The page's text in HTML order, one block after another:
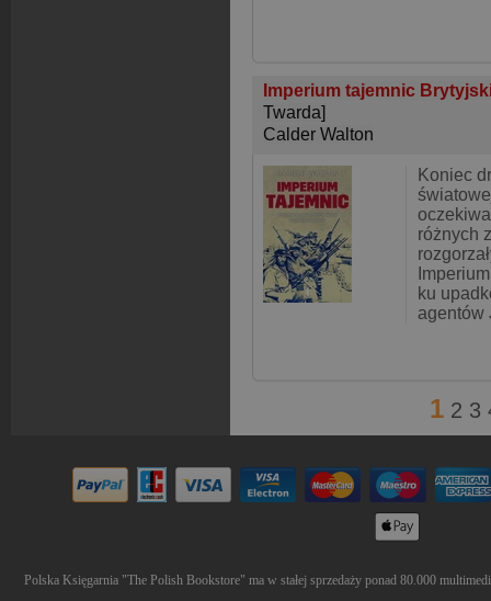
Imperium tajemnic
Twarda]
Calder Walton
Koniec
różnych
ku
agentów
1 2 3
Polska Księgarnia "The Polish Bookstore" ma w stałej sprzedaży ponad 80.000